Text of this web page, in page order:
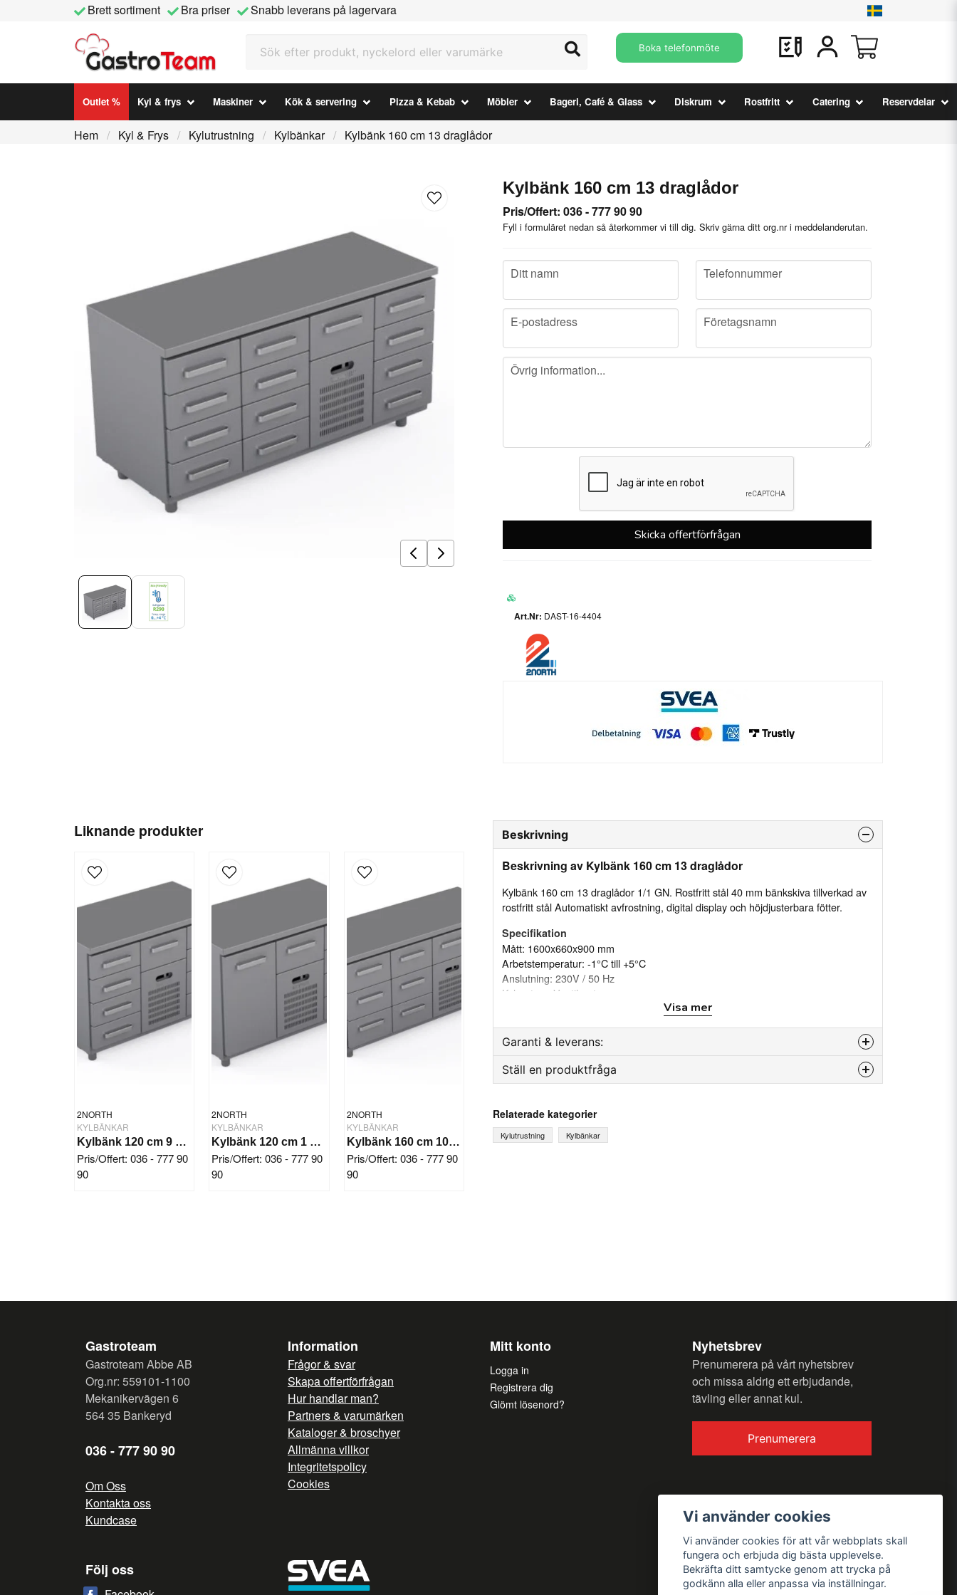
Brett sortiment Bra priser
Snabb leverans på lagervara
Boka telefonmöte
Outlet % Kyl & frys Maskiner Kök & servering Pizza & Kebab Möbler Bageri, Café & Glass Diskrum Rostfritt Catering Reservdelar
Hem Kyl & Frys Kylutrustning Kylbänkar Kylbänk 160 cm 13 draglådor
Kylbänk 160 cm 13 draglådor
Pris/Offert: 036 - 777 90 90
Fyll i formuläret nedan så återkommer vi till dig. Skriv gärna ditt org.nr i meddelanderutan.
name
Ditt namn
email
E-postadress
phone
Telefonnummer
company
Företagsnamn
message
Övrig information...
Skicka offertförfrågan
DAST-16-4404
Liknande produkter
2NORTH
KYLBÄNKAR
Kylbänk 120 cm 9 draglådor
Pris/Offert: 036 - 777 90
90
2NORTH
KYLBÄNKAR
Kylbänk 120 cm 1 dörr 5 draglådor
Pris/Offert: 036 - 777 90
90
2NORTH
KYLBÄNKAR
Kylbänk 160 cm 10 draglådor
Pris/Offert: 036 - 777 90
90
Beskrivning
Beskrivning av Kylbänk 160 cm 13 draglådor
Kylbänk 160 cm 13 draglådor 1/1 GN. Rostfritt stål 40 mm bänkskiva tillverkad av
rostfritt stålAutomatiskt avfrostning, digital display och höjdjusterbara fötter.
Specifikation
Mått: 1600x660x900 mm
Arbetstemperatur: -1°C till +5°C
Anslutning: 230V / 50 Hz
Kylsystem: Ventilerat
Material: Rostfritt (AISI 304)
Visa mer
Garanti & leverans:
Reservdelsgaranti
Ställ en produktfråga
Fråga oss något om denna produkten...
Skicka fråga
Relaterade kategorier
Kylutrustning Kylbänkar
Gastroteam
Gastroteam Abbe AB
Org.nr: 559101-1100
Mekanikervägen 6
564 35 Bankeryd
036 - 777 90 90
Om Oss
Kontakta oss
Kundcase
Information
Frågor & svar
Skapa offertförfrågan
Hur handlar man?
Partners & varumärken
Kataloger & broschyer
Allmänna villkor
Integritetspolicy
Cookies
Mitt konto
Logga in
Registrera dig
Glömt lösenord?
Nyhetsbrev
Prenumerera på vårt nyhetsbrev
och missa aldrig ett erbjudande,
tävling eller annat kul.
Prenumerera
Följ oss
Vi använder cookies
Vi använder cookies för att vår webbplats skall
fungera och erbjuda dig bästa upplevelse.
Bekräfta ditt samtycke genom att trycka på
godkänn alla eller anpassa via inställningar.